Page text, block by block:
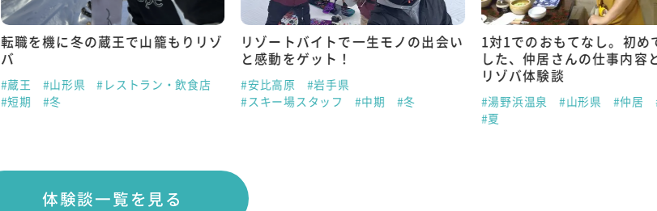
転職を機に冬の蔵王で山籠もりリゾ
バ
#蔵王 #山形県
#レストラン・飲食店
#短期
#冬
リゾートバイトで一生モノの出会い
と感動をゲット！
#安比高原
#岩手県
#スキー場スタッフ
#中期 #冬
1対1でのおもてなし。初め
した、仲居さんの仕事内
リゾバ体験談
#湯野浜温泉 #山形県 #仲居
#夏
体験談一覧を見る